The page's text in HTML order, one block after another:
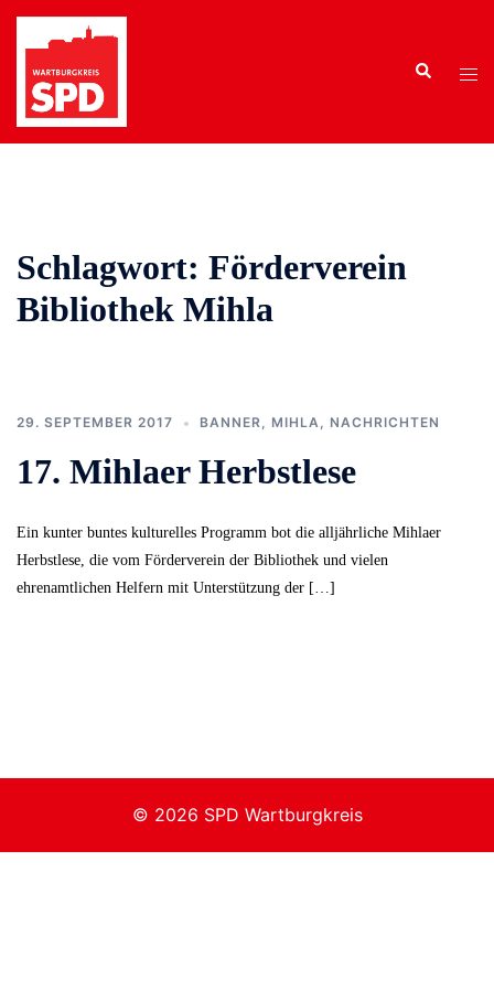
Zum
springen
Search
Schlagwort: Förderverein
Bibliothek Mihla
29. SEPTEMBER 2017 BANNER, MIHLA, NACHRICHTEN
17. Mihlaer Herbstlese
Ein kunter buntes kulturelles Programm bot die alljährliche Mihlaer
Herbstlese, die vom Förderverein der Bibliothek und vielen
ehrenamtlichen Helfern mit Unterstützung der […]
© 2026 SPD Wartburgkreis